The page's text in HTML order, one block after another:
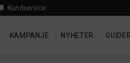
Kundservice
KAMPANJE NYHETER GUIDER